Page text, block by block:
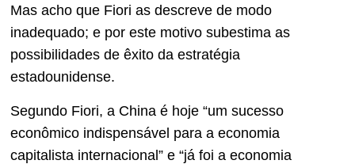
Mas acho que Fiori as descreve de modo
inadequado; e por este motivo subestima as
possibilidades de êxito da estratégia
estadounidense.
Segundo Fiori, a China é hoje “um sucesso
econômico indispensável para a economia
capitalista internacional” e “já foi a economia